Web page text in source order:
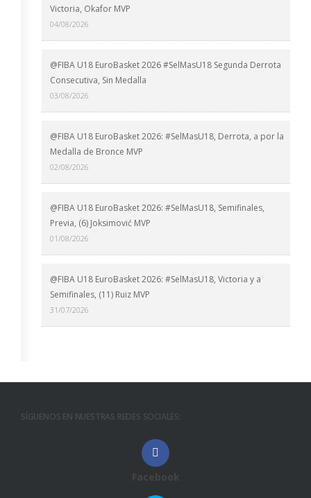
Victoria, Okafor MVP
04/08/2026
@FIBA U18 EuroBasket 2026 #SelMasU18 Segunda Derrota
Consecutiva, Sin Medalla
03/08/2026
@FIBA U18 EuroBasket 2026: #SelMasU18, Derrota, a por la
Medalla de Bronce MVP
02/08/2026
@FIBA U18 EuroBasket 2026: #SelMasU18, Semifinales,
Previa, (6) Joksimović MVP
01/08/2026
@FIBA U18 EuroBasket 2026: #SelMasU18, Victoria y a
Semifinales, (11) Ruiz MVP
31/07/2026
SÍGUENOS EN NUESTRAS REDES SOCIALES:
Facebook